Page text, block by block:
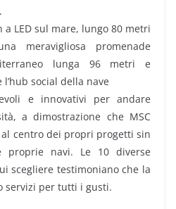
a LED sul mare, lungo 80 metri
meravigliosa promenade
lunga 96 metri e
social della nave
e innovativi per andare
a dimostrazione che MSC
centro dei propri progetti sin
proprie navi. Le 10 diverse
scegliere testimoniano che la
servizi per tutti i gusti.